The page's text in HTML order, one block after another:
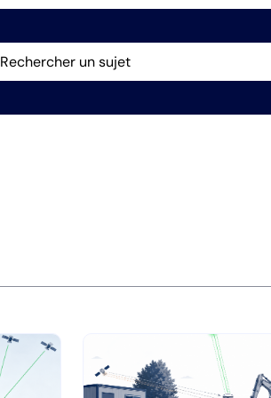
Rechercher un sujet